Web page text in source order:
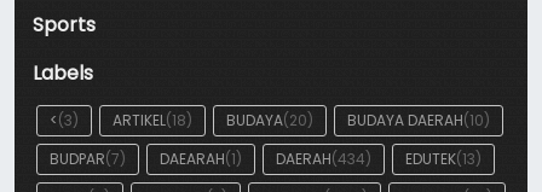
Sports
Labels
<(3) ARTIKEL(18) BUDAYA(20) BUDAYA DAERAH(10)
BUDPAR(7) DAEARAH(1) DAERAH(434) EDUTEK(13)